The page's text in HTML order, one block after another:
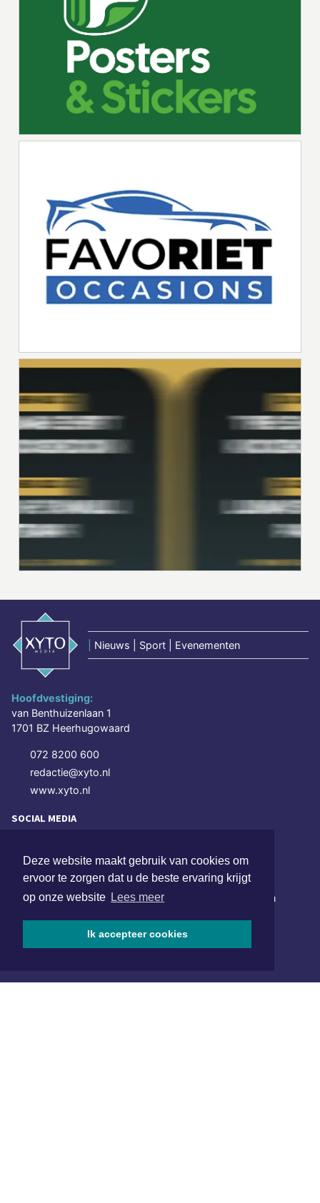
Deze website maakt gebruik van cookies om
ervoor te zorgen dat u de beste ervaring krijgt
op onze website Lees meer
Ik accepteer cookies
Nieuws | Sport | Evenementen
Hoofdvestiging:
van Benthuizenlaan 1
1701 BZ Heerhugowaard
072 8200 600
redactie@xyto.nl
www.xyto.nl
SOCIAL MEDIA
NIEUWSBRIEF AANMELDEN
Schrijf je in voor onze nieuwsbrief en krijg wekelijks een
Aanmelden
ONLINE DAGBLADEN